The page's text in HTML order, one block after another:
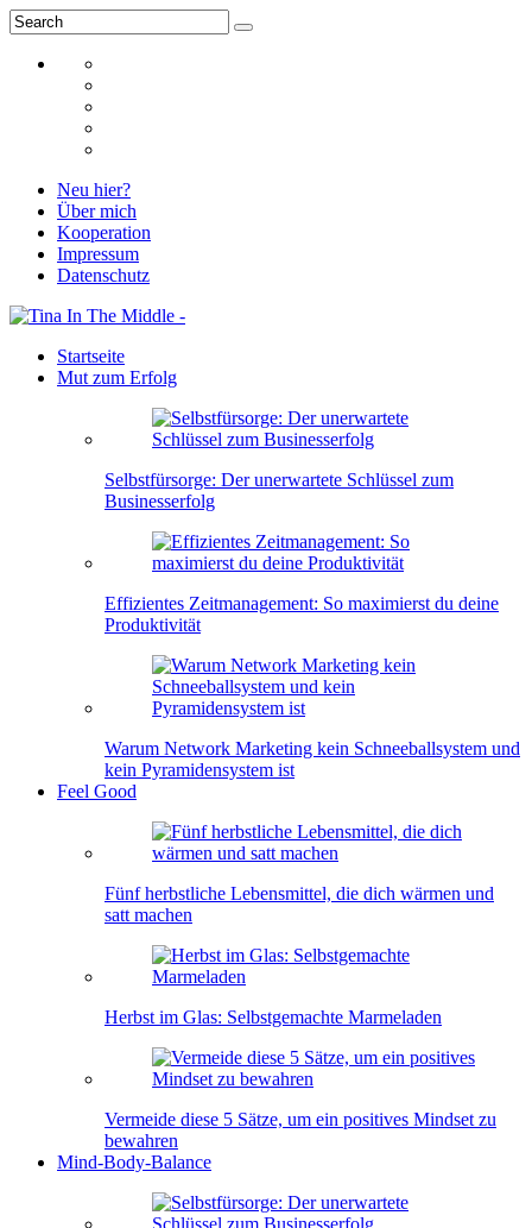
Neu hier?
Über mich
Kooperation
Impressum
Datenschutz
Startseite
Mut zum Erfolg
Selbstfürsorge: Der unerwartete Schlüssel zum
Businesserfolg
Effizientes Zeitmanagement: So maximierst du deine
Produktivität
Warum Network Marketing kein Schneeballsystem und
kein Pyramidensystem ist
Feel Good
Fünf herbstliche Lebensmittel, die dich wärmen und
satt machen
Herbst im Glas: Selbstgemachte Marmeladen
Vermeide diese 5 Sätze, um ein positives Mindset zu
bewahren
Mind-Body-Balance